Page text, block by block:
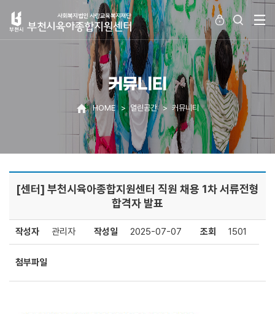
커뮤니티
HOME 열린공간 커뮤니티
[센터] 부천시육아종합지원센터 직원 채용 1차 서류전형
합격자 발표
작성자 관리자 작성일 2025-07-07 조회 1501
첨부파일